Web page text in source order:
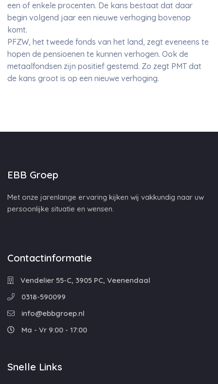
een of enkele procenten. De kans bestaat dat daar
begin volgend jaar een nieuwe verhoging bovenop
komt.
PFZW, het tweede fonds van het land, zegt eveneens te
hopen de pensioenen te kunnen verhogen. Ook de
metaalfondsen zijn positief gestemd. Zo zegt PMT dat
de kans groot is op een nieuwe verhoging.
EBB Groep
Met onze jarenlange ervaring kijken wij vakkundig naar uw
persoonlijke situatie en wensen.
Contactinformatie
Vendelier 55-C, 3905 PC, Veenendaal
0318-590099
info@ebbgroep.nl
Ma - Vr 9:00 - 17:00
Snelle Links